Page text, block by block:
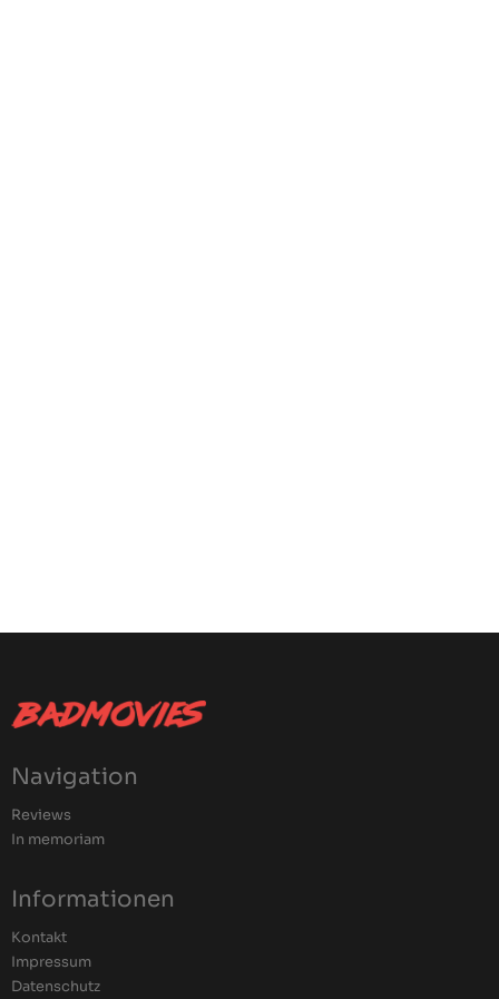
Navigation
Reviews
In memoriam
Informationen
Kontakt
Impressum
Datenschutz